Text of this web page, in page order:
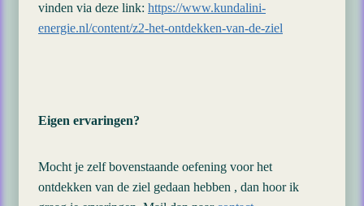
vinden via deze link: https://www.kundalini-
energie.nl/content/z2-het-ontdekken-van-de-ziel
Eigen ervaringen?
Mocht je zelf bovenstaande oefening voor het
ontdekken van de ziel gedaan hebben , dan hoor ik